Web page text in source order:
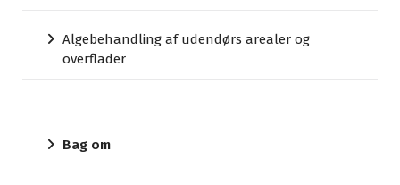
Algebehandling af udendørs arealer og
overflader
Bag om